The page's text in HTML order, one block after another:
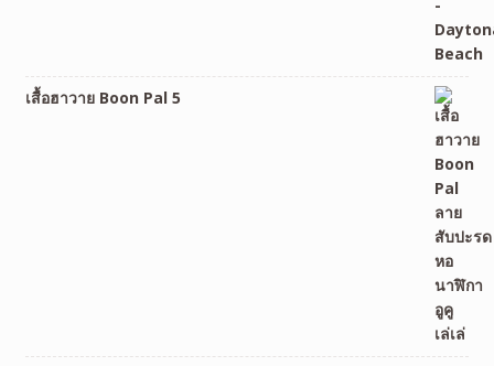
เสื้อฮาวาย Boon Pal 5